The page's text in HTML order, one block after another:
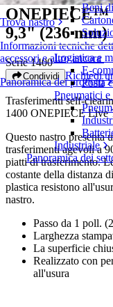
Trova nastro
Informazioni tecniche
accessori e altro ancora
Panoramica dei prodotti
Beni
Logistica e
E-
Posta
Pneumatici
Industriale
Panoramica dei
ONEPIECE™
9,3" (236 mm)
Serie 1400
Condividi Richiedi
Trasferimenti self-
1400 ONEPIECE Live
Questo nastro presenta
trasferimenti agevoli a
piatti di trasferimento.
costante della distanza
plastica resistono
nastro.
Passo da 1 poll.
Larghezza
La superficie
Realizzato con
all'usura